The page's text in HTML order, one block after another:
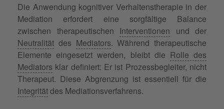
Die Anwendung kognitiver Verhaltenstherapie in der
Mediation erfordert eine sorgfältige Balance
zwischen therapeutischen Interventionen und der
Neutralität des Mediators. Während therapeutische
Elemente eingesetzt werden, bleibt die Rolle des
Mediators klar definiert: Er ist Prozessbegleiter, nicht
Therapeut. Diese Abgrenzung ist essentiell für die
Integritätdes Mediationsverfahrens.